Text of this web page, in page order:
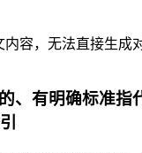
容，无法直接生成
、有明确标准